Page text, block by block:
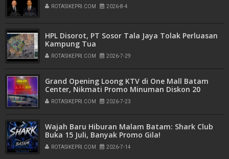
ROTASIKEPRI.COM 2026-8-4
HPL Disorot, PT Sosor Tala Jaya Tolak Perluasan
Kampung Tua
ROTASIKEPRI.COM 2026-7-29
Grand Opening Loong KTV di One Mall Batam
Center, Nikmati Promo Minuman Diskon 20
Persen
ROTASIKEPRI.COM 2026-7-23
Wajah Baru Hiburan Malam Batam: Shark Club
Buka 15 Juli, Banyak Promo Gila!
ROTASIKEPRI.COM 2026-7-14